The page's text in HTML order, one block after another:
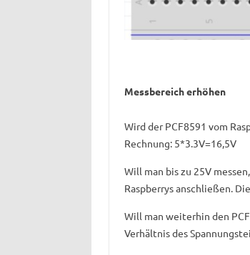
Messbereich erhöhen
Wird der PCF8591 vom
Rechnung: 5*3.3V=16,5V
Will man bis zu 25V
Raspberrys anschließen.
Will man weiterhin den
Verhältnis des